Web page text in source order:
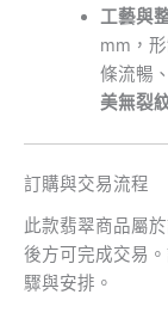
工藝與
mm，
條流暢
美無裂
訂購與交易流程
此款翡翠商品屬
後方可完成交易
驟與安排。